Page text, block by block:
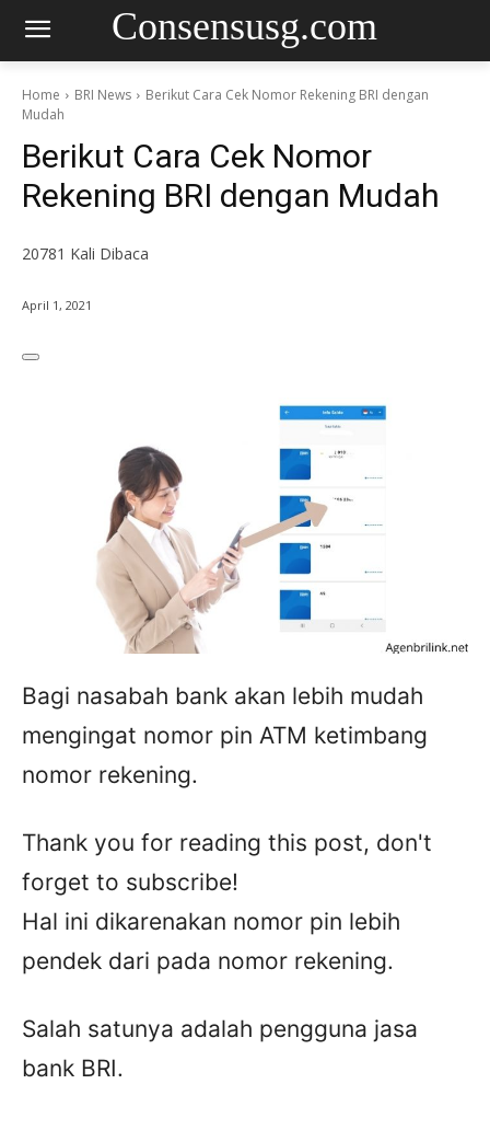
Consensusg.com
Home BRI News
Berikut Cara Cek Nomor Rekening BRI dengan
Mudah
Berikut Cara Cek Nomor
Rekening BRI dengan Mudah
20781 Kali Dibaca
April 1, 2021
Bagi nasabah bank akan lebih mudah
mengingat nomor pin ATM ketimbang
nomor rekening.
Thank you for reading this post, don't
forget to subscribe!
Hal ini dikarenakan nomor pin lebih
pendek dari pada nomor rekening.
Salah satunya adalah pengguna jasa
bank BRI.